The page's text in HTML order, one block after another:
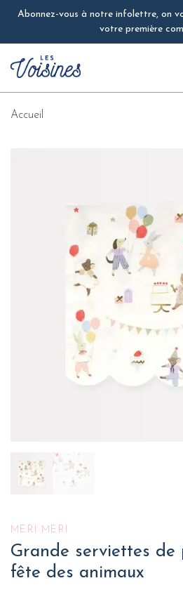
Abonnez-vous à notre infolettre, on
votre première
Accueil
MERI MERI
Grande serviettes de
fête des animaux